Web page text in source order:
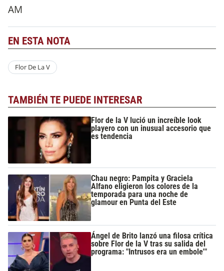
AM
EN ESTA NOTA
Flor De La V
TAMBIÉN TE PUEDE INTERESAR
Flor de la V lució un increíble look
playero con un inusual accesorio que
es tendencia
Chau negro: Pampita y Graciela
Alfano eligieron los colores de la
temporada para una noche de
glamour en Punta del Este
Ángel de Brito lanzó una filosa crítica
sobre Flor de la V tras su salida del
programa: "Intrusos era un embole'"